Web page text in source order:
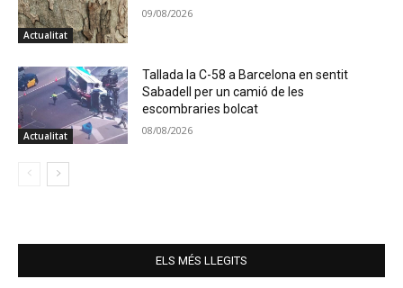
Actualitat
09/08/2026
Actualitat
Tallada la C-58 a Barcelona en sentit
Sabadell per un camió de les
escombraries bolcat
08/08/2026
ELS MÉS LLEGITS